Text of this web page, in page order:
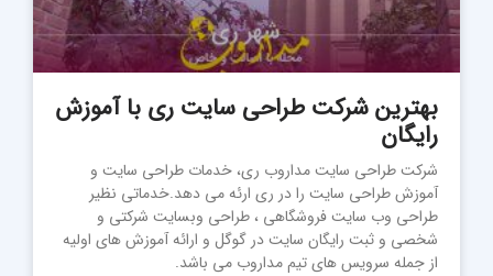
بهترین شرکت طراحی سایت ری با آموزش
رایگان
شرکت طراحی سایت مداروب ری، خدمات طراحی سایت و
آموزش طراحی سایت را در ری ارئه می دهد.خدماتی نظیر
طراحی وب سایت فروشگاهی ، طراحی وبسایت شرکتی و
شخصی و ثبت رایگان سایت در گوگل و ارائه آموزش های اولیه
از جمله سرویس های تیم مداروب می باشد.